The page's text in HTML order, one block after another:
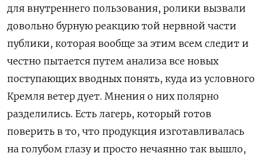
для внутреннего пользования, ролики вызвали
довольно бурную реакцию той нервной части
публики, которая вообще за этим всем следит и
честно пытается путем анализа все новых
поступающих вводных понять, куда из условного
Кремля ветер дует. Мнения о них полярно
разделились. Есть лагерь, который готов
поверить в то, что продукция изготавливалась
на голубом глазу и просто нечаянно так вышло,